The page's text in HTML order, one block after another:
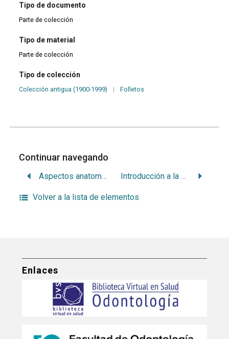
Tipo de documento
Parte de colección
Tipo de material
Parte de colección
Tipo de colección
Colección antigua (1900-1999) | Folletos
Continuar navegando
Aspectos anatomopatológicos del paradencio apical Introducción a la operatoria dental funcional
Volver a la lista de elementos
Enlaces